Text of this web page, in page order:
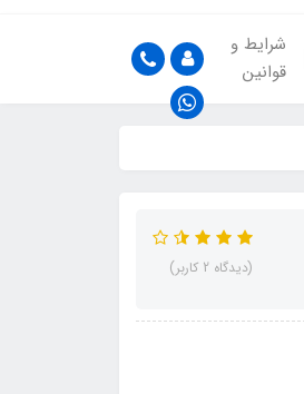
شرایط و
قوانین
(دیدگاه 2 کاربر)